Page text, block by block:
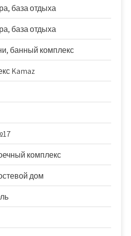
база отдыха
база отдыха
банный комплекс
Kamaz
комплекс
дом